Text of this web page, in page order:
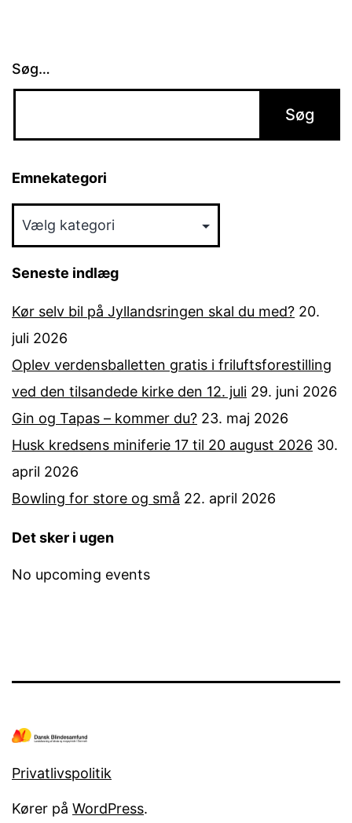
Søg…
Emnekategori
Seneste indlæg
Kør selv bil på Jyllandsringen skal du med? 20.
juli 2026
Oplev verdensballetten gratis i friluftsforestilling
ved den tilsandede kirke den 12. juli 29. juni 2026
Gin og Tapas – kommer du? 23. maj 2026
Husk kredsens miniferie 17 til 20 august 2026 30.
april 2026
Bowling for store og små 22. april 2026
Det sker i ugen
No upcoming events
Privatlivspolitik
Kører på WordPress.